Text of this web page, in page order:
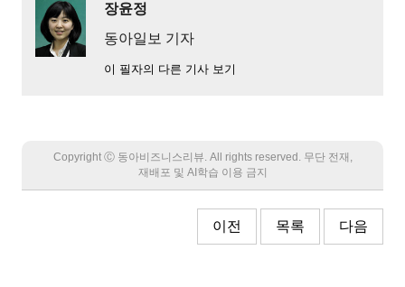
장윤정
동아일보 기자
이 필자의 다른 기사 보기
Copyright Ⓒ 동아비즈니스리뷰. All rights reserved. 무단 전재,
재배포 및 AI학습 이용 금지
이전 목록 다음